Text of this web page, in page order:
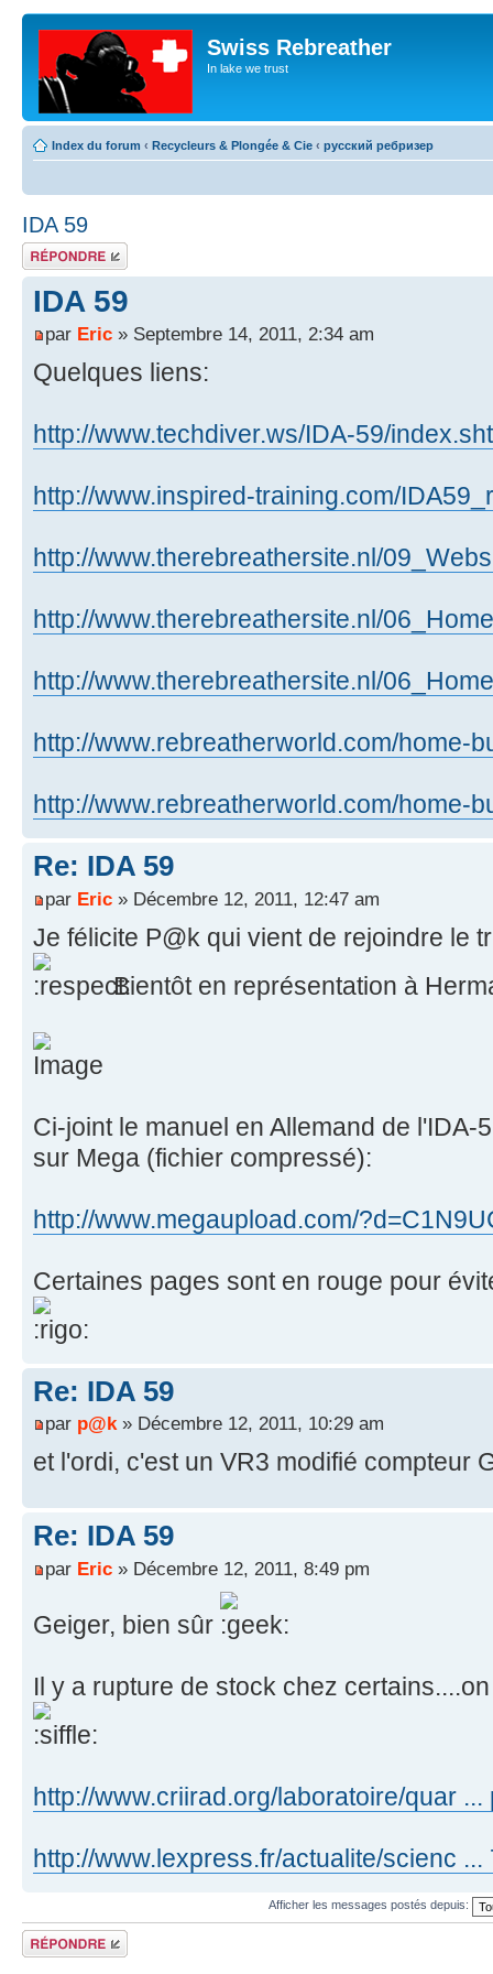
Swiss Rebreather
In lake we trust
Index du forum ‹ Recycleurs & Plongée & Cie ‹ русский ребризер
IDA 59
Répondre
IDA 59
par Eric » Septembre 14, 2011, 2:34 am
Quelques liens:
http://www.techdiver.ws/IDA-59/
http://www.inspired-training.com/
http://www.therebreathersite.nl/
http://www.therebreathersite.nl/
http://www.therebreathersite.nl/
http://www.rebreatherworld.com/home-
http://www.rebreatherworld.com/home-
Re: IDA 59
par Eric » Décembre 12, 2011, 12:47 am
Je félicite P@k qui vient de rejoindre le
Bientôt en représentation à
Ci-joint le manuel en Allemand de l'IDA-
sur Mega (fichier compressé):
http://www.megaupload.com/
Certaines pages sont en rouge pour
Re: IDA 59
par p@k» Décembre 12, 2011, 10:29 am
et l'ordi, c'est un VR3 modifié compteur
Re: IDA 59
par Eric » Décembre 12, 2011, 8:49 pm
Geiger, bien sûr
Il y a rupture de stock chez
http://www.criirad.org/laboratoire/quar ...
http://www.lexpress.fr/actualite/scienc ...
Afficher les messages postés depuis:
Répondre